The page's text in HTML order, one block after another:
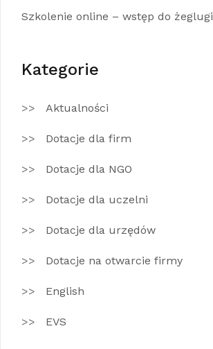
Szkolenie online – wstęp do żeglugi
Kategorie
Aktualności
Dotacje dla firm
Dotacje dla NGO
Dotacje dla uczelni
Dotacje dla urzędów
Dotacje na otwarcie firmy
English
EVS